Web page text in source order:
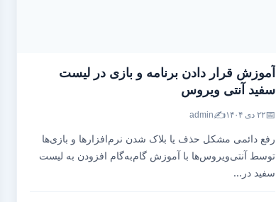
آموزش قرار دادن برنامه و بازی در لیست
سفید آنتی‌ ویروس
📅۲۲ دی ۱۴۰۴ ✍️
admin
رفع دائمی مشکل حذف یا بلاک شدن نرم‌افزارها و بازی‌ها
توسط آنتی‌ویروس‌ها با آموزش گام‌به‌گام افزودن به لیست
سفید در...